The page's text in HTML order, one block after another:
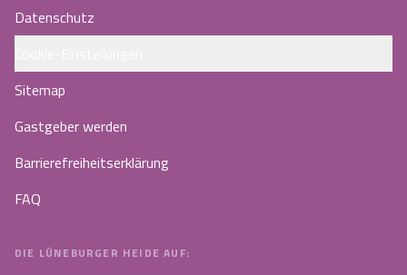
Datenschutz
Sitemap
Gastgeber werden
Barrierefreiheitserklärung
FAQ
DIE LÜNEBURGER HEIDE AUF: